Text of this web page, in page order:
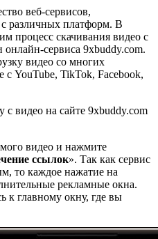
веб-сервисов,
различных платформ. В
процесс скачивания видео с
сервиса 9xbuddy.com.
видео со многих
с YouTube, TikTok, Facebook,
с видео на сайте 9xbuddy.com
видео и нажмите
ссылок». Так как сервис
то каждое нажатие на
рекламные окна.
к главному окну, где вы